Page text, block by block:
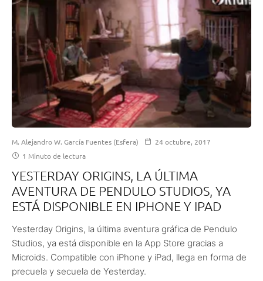
M. Alejandro W. García Fuentes (Esfera)
24 octubre, 2017
1 Minuto de lectura
YESTERDAY ORIGINS, LA ÚLTIMA
AVENTURA DE PENDULO STUDIOS, YA
ESTÁ DISPONIBLE EN IPHONE Y IPAD
Yesterday Origins, la última aventura gráfica de Pendulo
Studios, ya está disponible en la App Store gracias a
Microids. Compatible con iPhone y iPad, llega en forma de
precuela y secuela de Yesterday.